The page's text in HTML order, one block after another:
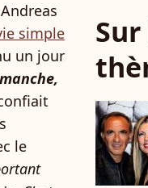
simple
un jour
le